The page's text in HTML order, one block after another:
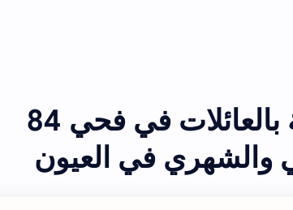
شقق مفروشة راقية خاصة بالعائلات في فحي 84
والشهري في العيون